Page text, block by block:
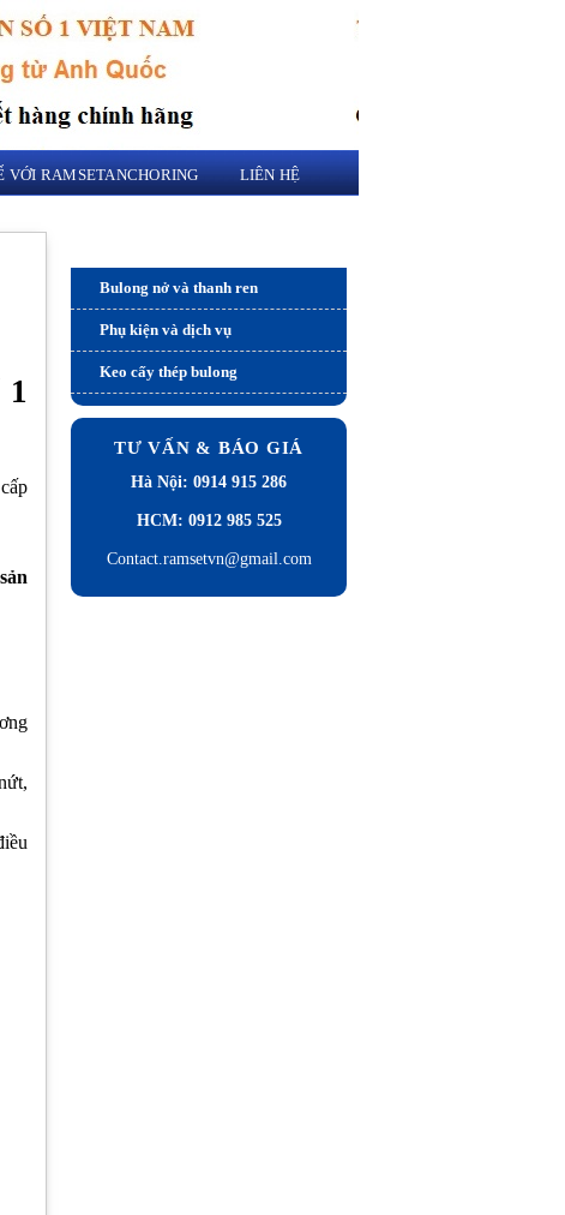
VỚI RAMSETANCHORING LIÊN HỆ
1
sản
Bulong nở và thanh ren
Phụ kiện và dịch vụ
Keo cấy thép bulong
TƯ VẤN & BÁO GIÁ
Hà Nội: 0914 915 286
HCM: 0912 985 525
Contact.ramsetvn@gmail.com